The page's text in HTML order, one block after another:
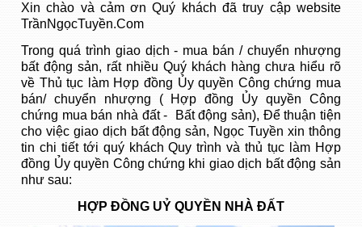
Xin chào và cảm ơn Quý khách đã truy cập website
TrầnNgọcTuyền.Com
Trong quá trình giao dịch - mua bán / chuyển nhượng
bất động sản, rất nhiều Quý khách hàng chưa hiểu rõ
về Thủ tục làm Hợp đồng Ủy quyền Công chứng mua
bán/ chuyển nhượng ( Hợp đồng Ủy quyền Công
chứng mua bán nhà đất - Bất động sản), Để thuận tiện
cho việc giao dịch bất động sản, Ngọc Tuyền xin thông
tin chi tiết tới quý khách Quy trình và thủ tục làm Hợp
đồng Ủy quyền Công chứng khi giao dịch bất động sản
như sau:
HỢP ĐỒNG UỶ QUYỀN NHÀ ĐẤT